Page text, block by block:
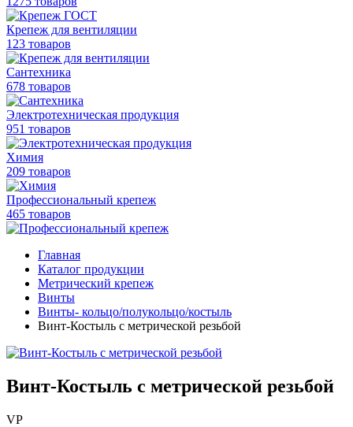
Крепеж для вентиляции
123 товаров
Сантехника
678 товаров
Электротехническая продукция
951 товаров
Химия
209 товаров
Профессиональный крепеж
465 товаров
Главная
Каталог продукции
Метрический крепеж
Винты
Винты- кольцо/полукольцо/костыль
Винт-Костыль с метрической резьбой
Винт-Костыль с метрической резьбой
VP